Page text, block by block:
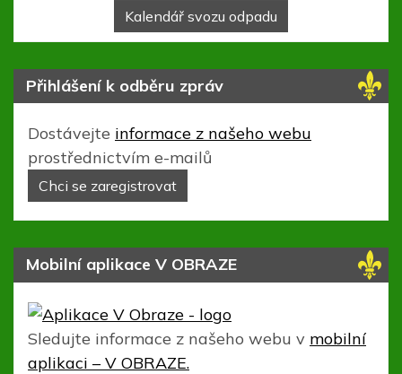
Lešany (Prostějov)
Lešany (Prostějov)
ČOV Lešany - parc.č. 1152/1
Kalendář svozu odpadu
Přihlášení k odběru zpráv
Dostávejte informace z našeho webu
prostřednictvím e-mailů
Chci se zaregistrovat
Mobilní aplikace V OBRAZE
Sledujte informace z našeho webu v mobilní
aplikaci – V OBRAZE.